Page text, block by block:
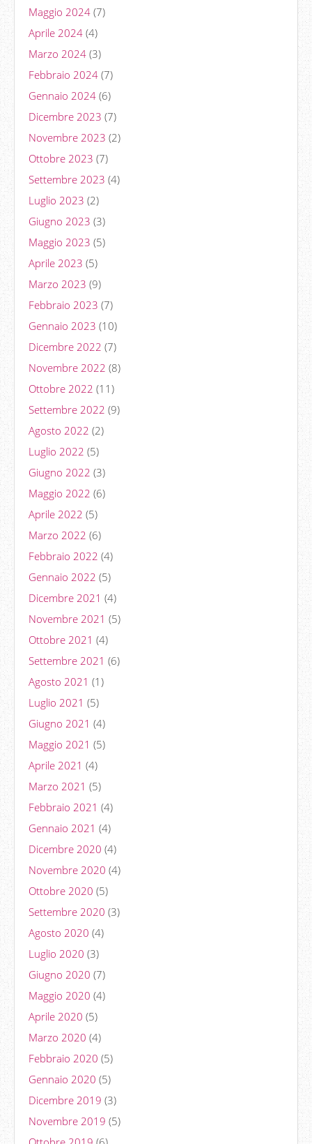
Maggio 2024 (7)
Aprile 2024 (4)
Marzo 2024 (3)
Febbraio 2024 (7)
Gennaio 2024 (6)
Dicembre 2023 (7)
Novembre 2023 (2)
Ottobre 2023 (7)
Settembre 2023 (4)
Luglio 2023 (2)
Giugno 2023 (3)
Maggio 2023 (5)
Aprile 2023 (5)
Marzo 2023 (9)
Febbraio 2023 (7)
Gennaio 2023 (10)
Dicembre 2022 (7)
Novembre 2022 (8)
Ottobre 2022 (11)
Settembre 2022 (9)
Agosto 2022 (2)
Luglio 2022 (5)
Giugno 2022 (3)
Maggio 2022 (6)
Aprile 2022 (5)
Marzo 2022 (6)
Febbraio 2022 (4)
Gennaio 2022 (5)
Dicembre 2021 (4)
Novembre 2021 (5)
Ottobre 2021 (4)
Settembre 2021 (6)
Agosto 2021 (1)
Luglio 2021 (5)
Giugno 2021 (4)
Maggio 2021 (5)
Aprile 2021 (4)
Marzo 2021 (5)
Febbraio 2021 (4)
Gennaio 2021 (4)
Dicembre 2020 (4)
Novembre 2020 (4)
Ottobre 2020 (5)
Settembre 2020 (3)
Agosto 2020 (4)
Luglio 2020 (3)
Giugno 2020 (7)
Maggio 2020 (4)
Aprile 2020 (5)
Marzo 2020 (4)
Febbraio 2020 (5)
Gennaio 2020 (5)
Dicembre 2019 (3)
Novembre 2019 (5)